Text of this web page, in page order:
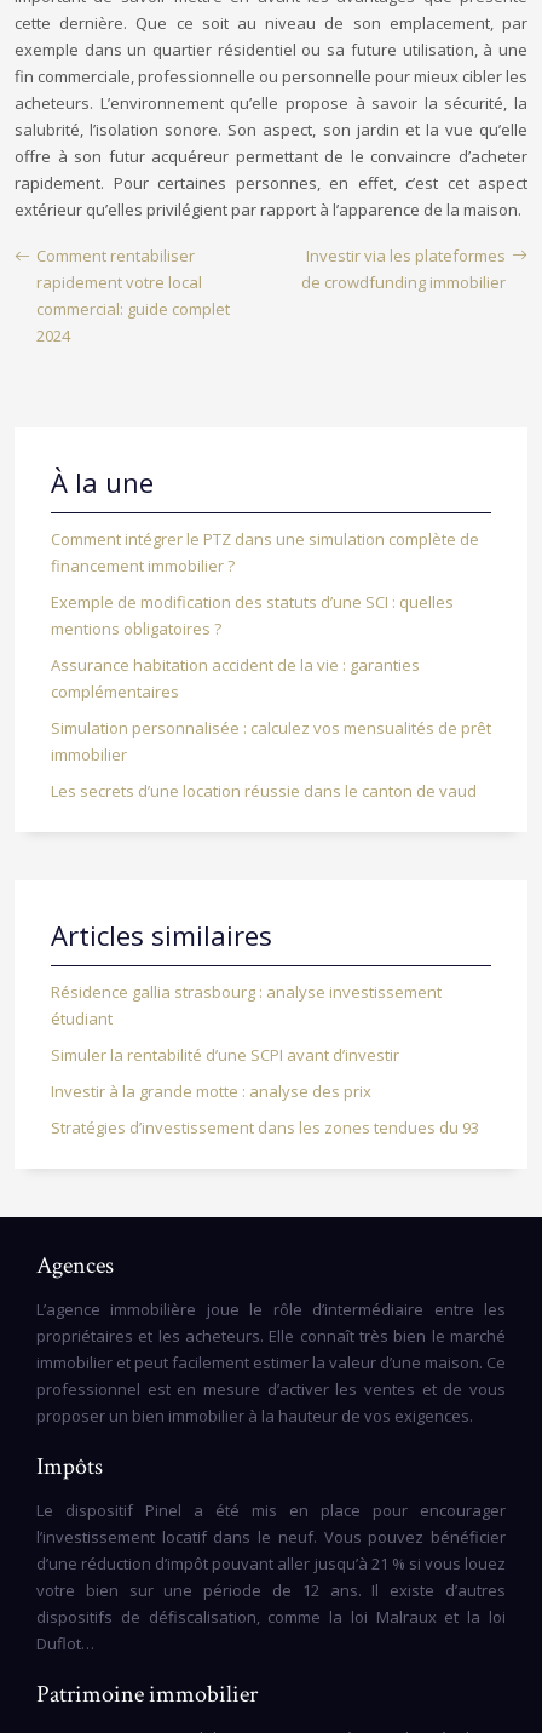
cette dernière. Que ce soit au niveau de son emplacement, par
exemple dans un quartier résidentiel ou sa future utilisation, à une
fin commerciale, professionnelle ou personnelle pour mieux cibler les
acheteurs. L’environnement qu’elle propose à savoir la sécurité, la
salubrité, l’isolation sonore. Son aspect, son jardin et la vue qu’elle
offre à son futur acquéreur permettant de le convaincre d’acheter
rapidement. Pour certaines personnes, en effet, c’est cet aspect
extérieur qu’elles privilégient par rapport à l’apparence de la maison.
Comment rentabiliser
rapidement votre local
commercial: guide complet
2024
Investir via les plateformes
de crowdfunding immobilier
À la une
Comment intégrer le PTZ dans une simulation complète de
financement immobilier ?
Exemple de modification des statuts d’une SCI : quelles
mentions obligatoires ?
Assurance habitation accident de la vie : garanties
complémentaires
Simulation personnalisée : calculez vos mensualités de prêt
immobilier
Les secrets d’une location réussie dans le canton de vaud
Articles similaires
Résidence gallia strasbourg : analyse investissement
étudiant
Simuler la rentabilité d’une SCPI avant d’investir
Investir à la grande motte : analyse des prix
Stratégies d’investissement dans les zones tendues du 93
Agences
L’agence immobilière joue le rôle d’intermédiaire entre les
propriétaires et les acheteurs. Elle connaît très bien le marché
immobilier et peut facilement estimer la valeur d’une maison. Ce
professionnel est en mesure d’activer les ventes et de vous
proposer un bien immobilier à la hauteur de vos exigences.
Impôts
Le dispositif Pinel a été mis en place pour encourager
l’investissement locatif dans le neuf. Vous pouvez bénéficier
d’une réduction d’impôt pouvant aller jusqu’à 21 % si vous louez
votre bien sur une période de 12 ans. Il existe d’autres
dispositifs de défiscalisation, comme la loi Malraux et la loi
Duflot…
Patrimoine immobilier